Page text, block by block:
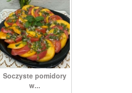
Soczyste pomidory
w...